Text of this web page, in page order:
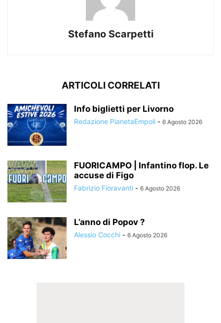
Stefano Scarpetti
ARTICOLI CORRELATI
Info biglietti per Livorno
Redazione PianetaEmpoli - 6 Agosto 2026
FUORICAMPO | Infantino flop. Le
accuse di Figo
Fabrizio Fioravanti - 6 Agosto 2026
L’anno di Popov ?
Alessio Cocchi - 6 Agosto 2026